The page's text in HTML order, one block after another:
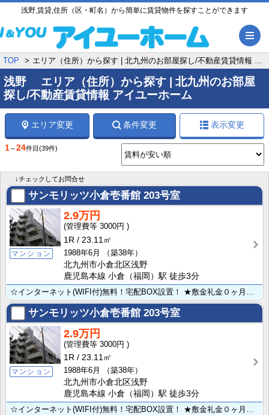
浅野,賃貸,住所（区・町名）から簡単に賃貸物件を探すことができます
TOP エリア（住所）から探す | 北九州のお部屋探し/不動産賃貸情報 アイユーホーム
浅野 エリア（住所）から探す | 北九州のお部屋
探し/不動産賃貸情報 アイユーホーム
エリア変更 条件変更 表示変更
1～24件目 (39件)
↓チェックしてお問合せ
サンモリッツ小倉壱番館 203号室
マンション
2.9万円
3000円
1R
23.11㎡
1988年6月
（築38年）
北九州市小倉北区浅野
鹿児島本線 小倉（福岡）駅 徒歩3分
☆インターネット(WIFI付)無料！宅配BOX設置！ ★敷金礼金０ヶ月★都心なので、コンビニ・飲食店･･･
サンモリッツ小倉壱番館 203号室
マンション
2.9万円
3000円
1R
23.11㎡
1988年6月
（築38年）
北九州市小倉北区浅野
鹿児島本線 小倉（福岡）駅 徒歩3分
☆インターネット(WIFI付)無料！宅配BOX設置！ ★敷金礼金０ヶ月★都心なので、コンビニ・飲食店･･･